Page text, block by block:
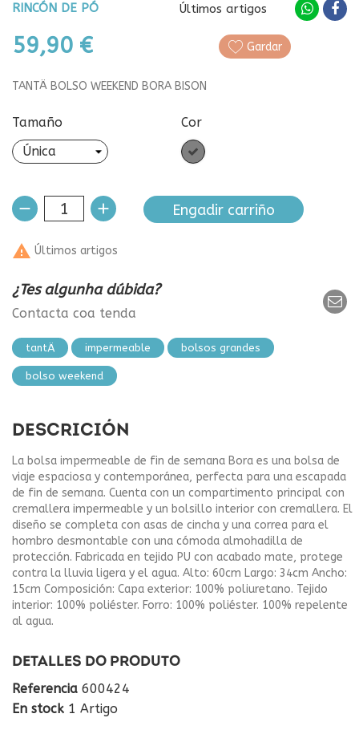
RINCÓN DE PÓ Últimos artigos
59,90 € Gardar
TANTÄ BOLSO WEEKEND BORA BISON
Tamaño Cor
Gris
Engadir carriño
 Últimos artigos
¿Tes algunha dúbida?
Contacta coa tenda
tantÄ impermeable bolsos grandes
bolso weekend
DESCRICIÓN
La bolsa impermeable de fin de semana Bora es una bolsa de
viaje espaciosa y contemporánea, perfecta para una escapada
de fin de semana. Cuenta con un compartimento principal con
cremallera impermeable y un bolsillo interior con cremallera. El
diseño se completa con asas de cincha y una correa para el
hombro desmontable con una cómoda almohadilla de
protección. Fabricada en tejido PU con acabado mate, protege
contra la lluvia ligera y el agua. Alto: 60cm Largo: 34cm Ancho:
15cm Composición: Capa exterior: 100% poliuretano. Tejido
interior: 100% poliéster. Forro: 100% poliéster. 100% repelente
al agua.
DETALLES DO PRODUTO
Referencia 600424
En stock 1 Artigo